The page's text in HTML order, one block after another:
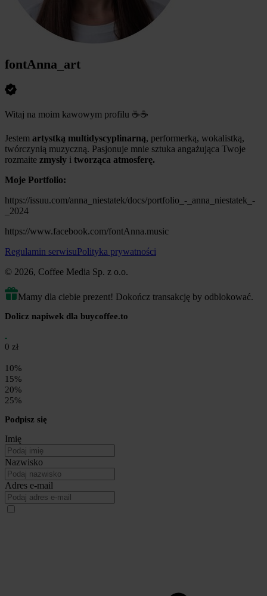
fontAnna_art
Witaj na moim kawowym profilu ☕☕
Jestem artystką multidyscyplinarną, performerką, wokalistką,
twórczynią muzyczną. Pasjonuje mnie sztuka angażująca Twoje
rozmaite zmysły i tworząca atmosferę.
Moje Portfolio:
https://issuu.com/anna_niestatek/docs/portfolio_-_anna_niestatek_-
_2024
https://www.facebook.com/fontAnna.music
Regulamin serwisuPolityka prywatności
© 2026, Coffee Media Sp. z o.o.
Mamy dla ciebie prezent! Dokończ transakcję by odblokować.
Dolicz napiwek dla buycoffee.to
0 zł
10%
15%
20%
25%
Podpisz się
Imię
Nazwisko
Adres e-mail